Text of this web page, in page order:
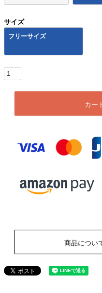
サイズ
フリーサイズ
カー
商品につい